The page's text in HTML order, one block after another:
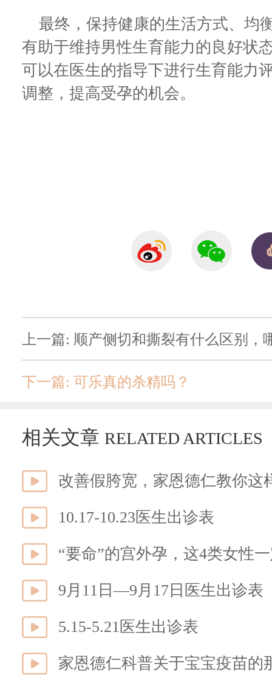
最终，保持健康的生活方式、均
有助于维持男性生育能力的良好状
可以在医生的指导下进行生育能力
调整，提高受孕的机会。
上一篇: 顺产侧切和撕裂有什么区别
下一篇: 可乐真的杀精吗？
相关文章 RELATED ARTICLES
改善假胯宽，家恩德仁教你这
10.17-10.23医生出诊表
“要命”的宫外孕，这4类女性
9月11日—9月17日医生出诊表
5.15-5.21医生出诊表
家恩德仁科普关于宝宝疫苗的